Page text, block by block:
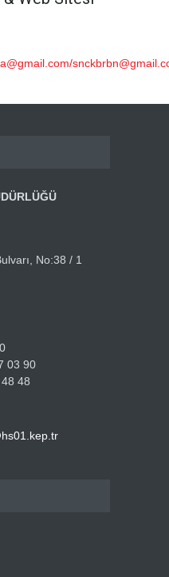
No:38 / 1
03 90
48